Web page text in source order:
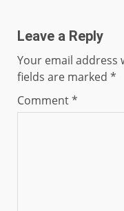
Leave a Reply
Your email address
fields are marked *
Comment*